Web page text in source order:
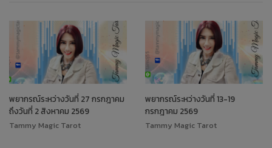
พยากรณ์ระหว่างวันที่ 27 กรกฎาคม
ถึงวันที่ 2 สิงหาคม 2569
Tammy Magic Tarot
พยากรณ์ระหว่างวันที่ 13-19
กรกฎาคม 2569
Tammy Magic Tarot